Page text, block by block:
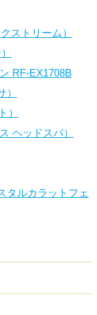
ストリーム）
RF-EX1708B
）
ヘッドスパ）
タルカラットフェ